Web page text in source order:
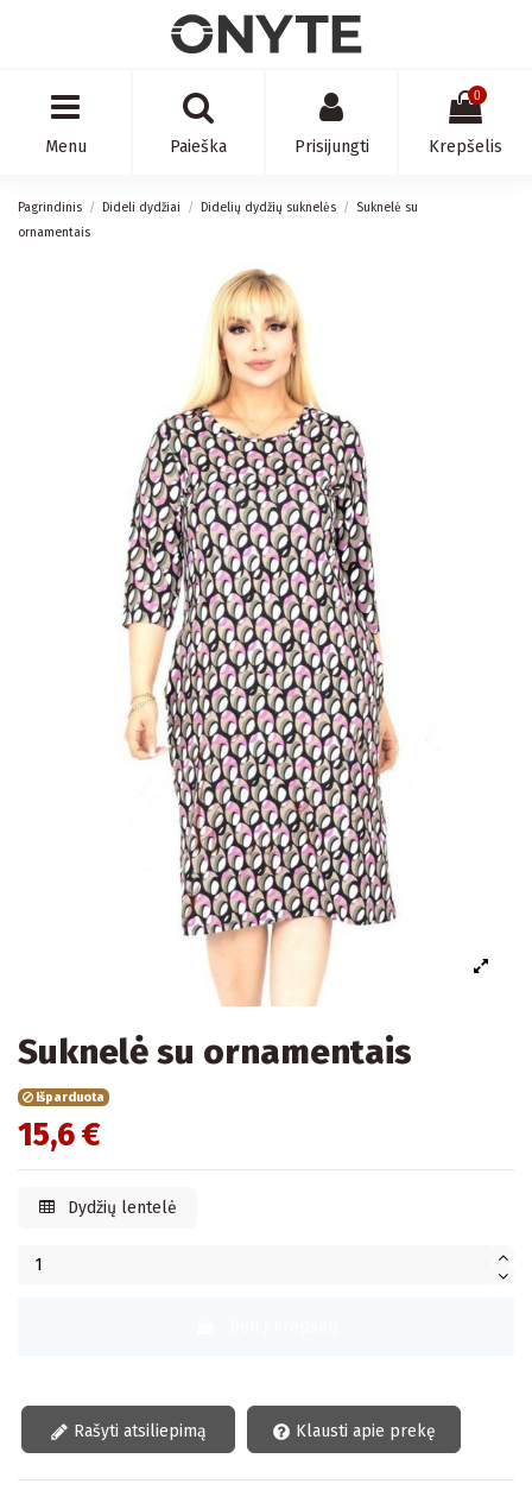
Menu Paieška Prisijungti
0
Krepšelis
Pagrindinis Dideli dydžiai Didelių dydžių suknelės
Suknelė su
ornamentais
Suknelė su ornamentais
Išparduota
15,6 €
Dydžių lentelė
Rašyti atsiliepimą Klausti apie prekę